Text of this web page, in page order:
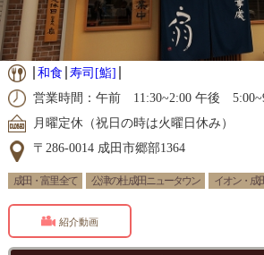
和食 寿司[鮨]
営業時間：午前 11:30~2:00 午後
月曜定休（祝日の時は火曜日休み）
〒286-0014 成田市郷部1364
成田・富里 全て 公津の杜 成田ニュータウン イオン・成
紹介動画